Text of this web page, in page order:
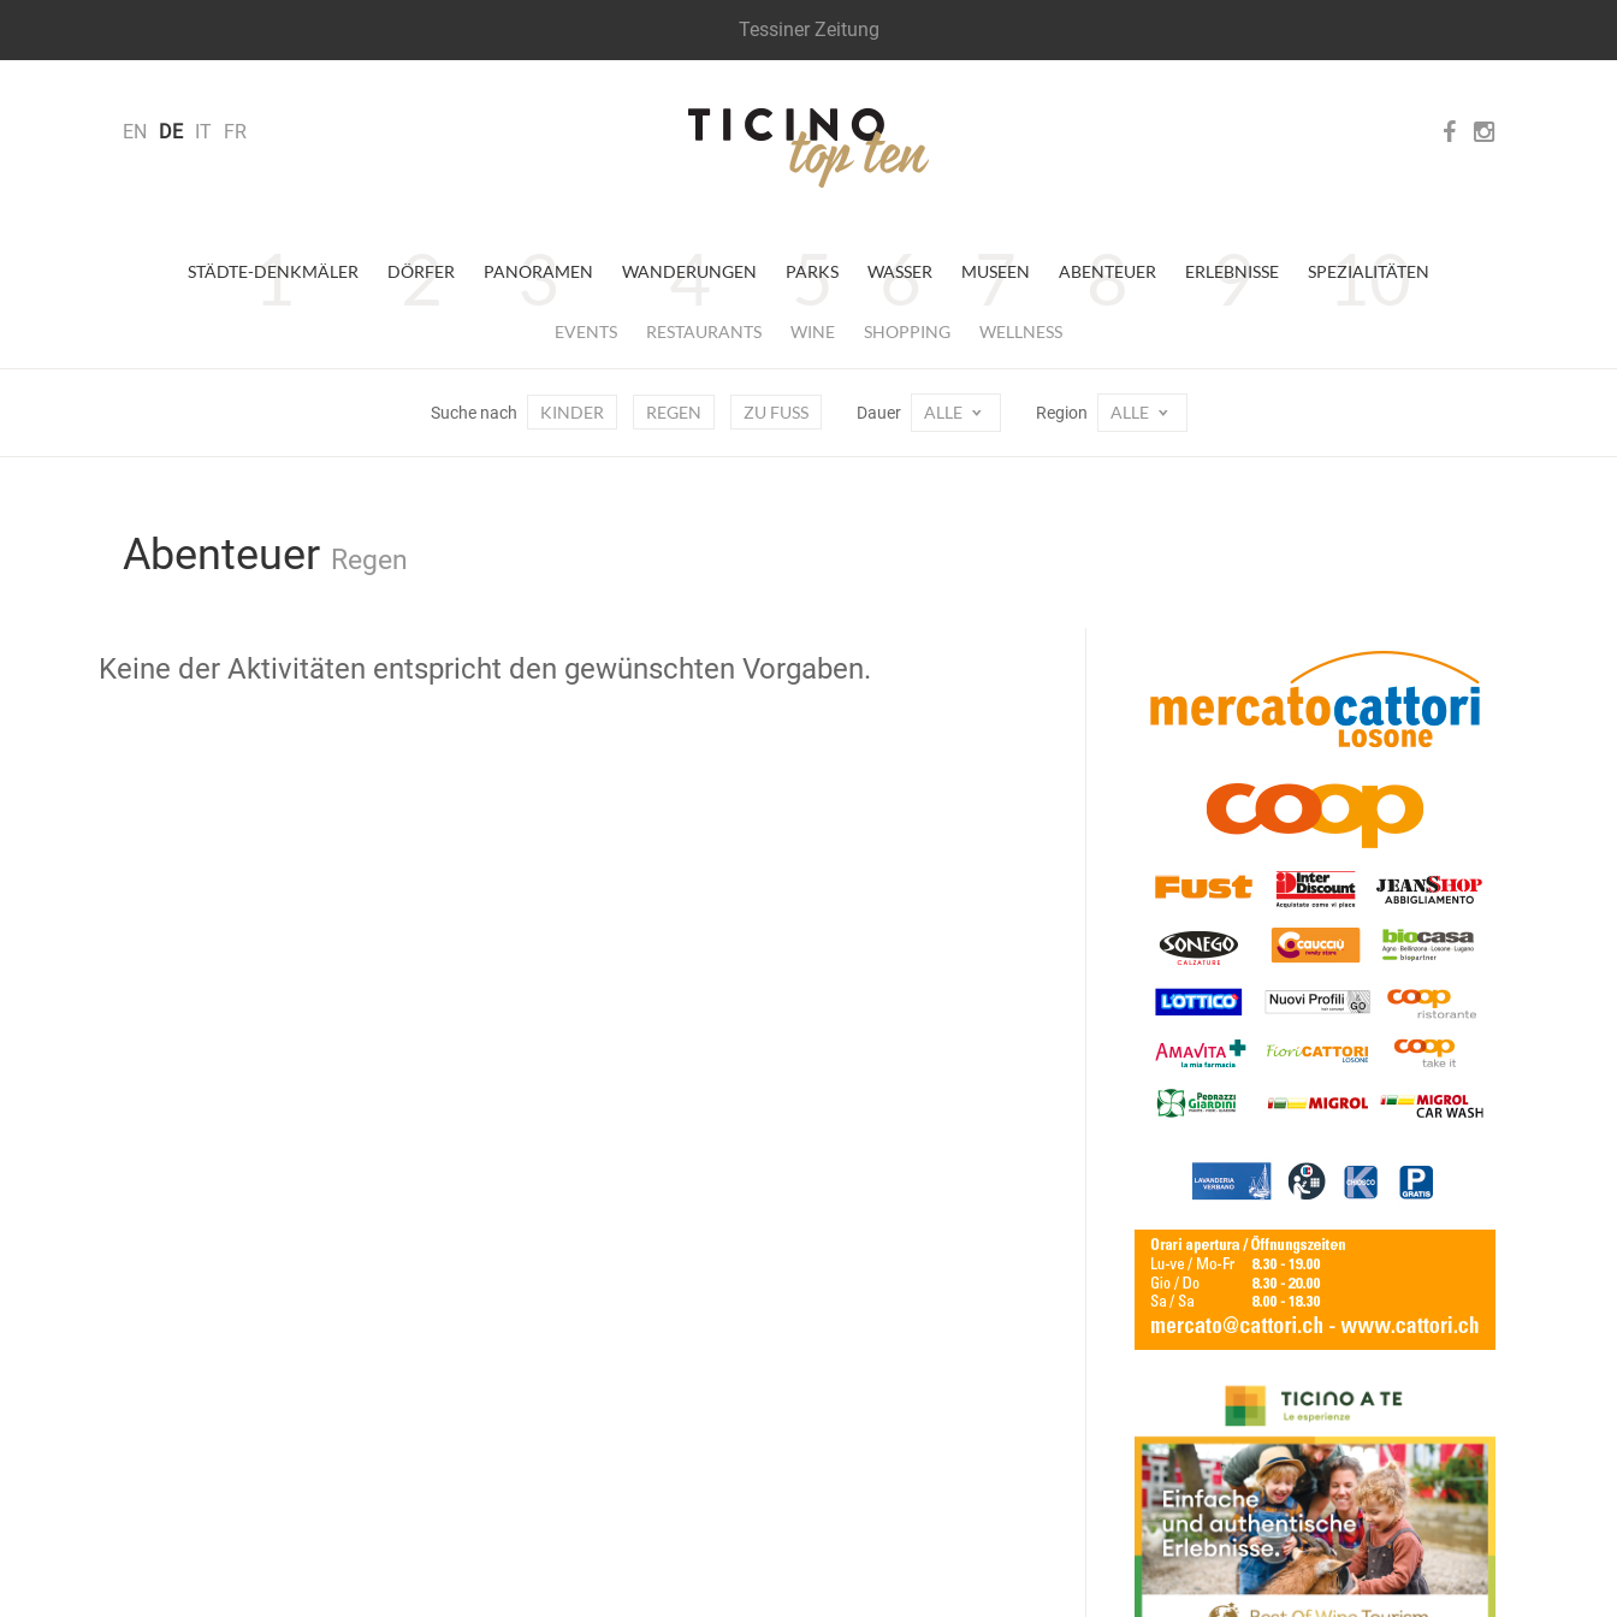
Tessiner Zeitung
EN DE IT FR
STÄDTE-DENKMÄLER DÖRFER PANORAMEN WANDERUNGEN PARKS WASSER MUSEEN ABENTEUER ERLEBNISSE SPEZIALITÄTEN
EVENTS RESTAURANTS WINE SHOPPING WELLNESS
Suche nach KINDER REGEN ZU FUSS Dauer ALLE Region ALLE
Abenteuer Regen
Keine der Aktivitäten entspricht den gewünschten Vorgaben.